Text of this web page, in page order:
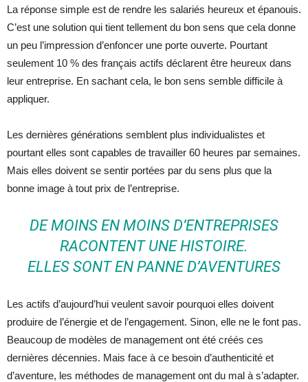
La réponse simple est de rendre les salariés heureux et épanouis.
C’est une solution qui tient tellement du bon sens que cela donne
un peu l’impression d’enfoncer une porte ouverte. Pourtant
seulement 10 % des français actifs déclarent être heureux dans
leur entreprise. En sachant cela, le bon sens semble difficile à
appliquer.
Les dernières générations semblent plus individualistes et
pourtant elles sont capables de travailler 60 heures par semaines.
Mais elles doivent se sentir portées par du sens plus que la
bonne image à tout prix de l’entreprise.
DE MOINS EN MOINS D’ENTREPRISES
RACONTENT UNE HISTOIRE.
ELLES SONT EN PANNE D’AVENTURES
Les actifs d’aujourd’hui veulent savoir pourquoi elles doivent
produire de l’énergie et de l’engagement. Sinon, elle ne le font pas.
Beaucoup de modèles de management ont été créés ces
dernières décennies. Mais face à ce besoin d’authenticité et
d’aventure, les méthodes de management ont du mal à s’adapter.